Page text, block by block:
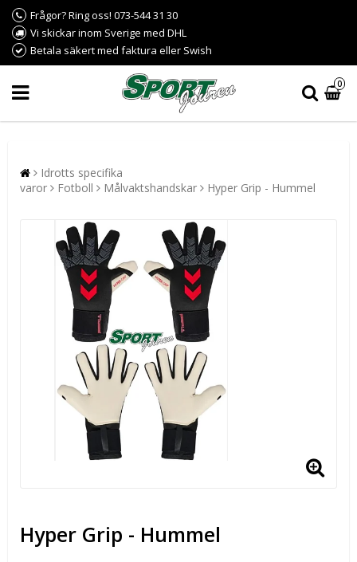
Frågor? Ring oss! 073-544 31 30
Vi skickar inom Sverige med DHL
Betala säkert med faktura eller Swish
0
Idrotts specifika
varor
Fotboll Målvaktshandskar Hyper Grip - Hummel
Hyper Grip - Hummel